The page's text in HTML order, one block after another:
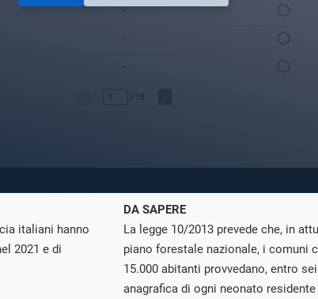
italiani hanno
2021 e di
DA SAPERE
La legge 10/2013 prevede che, in
piano forestale nazionale, i comuni
15.000 abitanti provvedano, entro
anagrafica di ogni neonato